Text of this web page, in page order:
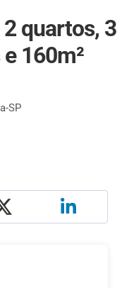
quartos, 3
160m²
SP